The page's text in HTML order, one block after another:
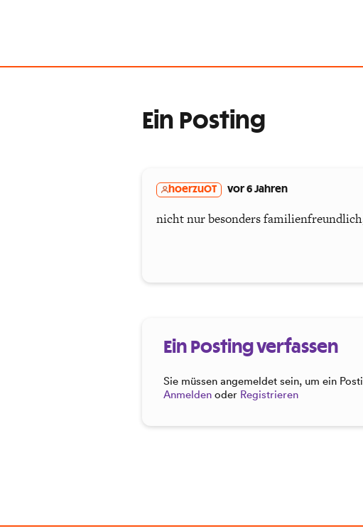
Ein Posting
hoerzuOT vor 6 Jahren
nicht nur besonders
Ein Posting verfassen
Sie müssen angemeldet sein, um ein
Anmelden oder Registrieren